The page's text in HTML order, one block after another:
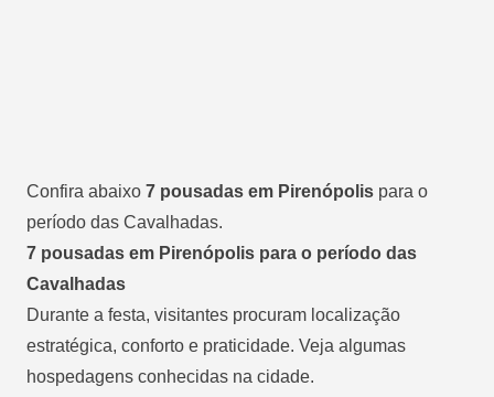
Confira abaixo 7 pousadas em Pirenópolis para o
período das Cavalhadas.
7 pousadas em Pirenópolis para o período das
Cavalhadas
Durante a festa, visitantes procuram localização
estratégica, conforto e praticidade. Veja algumas
hospedagens conhecidas na cidade.